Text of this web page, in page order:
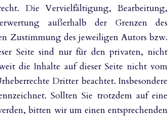
Die Vervielfältigung, Bearbeitung,
außerhalb der Grenzen des
Zustimmung des jeweiligen Autors bzw.
Seite sind nur für den privaten, nicht
die Inhalte auf dieser Seite nicht vom
Dritter beachtet. Insbesondere
Sollten Sie trotzdem auf eine
bitten wir um einen entsprechenden